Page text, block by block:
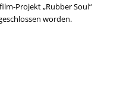
Projekt „Rubber Soul“
worden.